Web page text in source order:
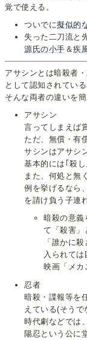
覚で使える。
ついでに擬似的
失った二刀流と
源氏の小手 ＆疾
アサシンとは暗殺者
として認知されている
そんな両者の違いを
アサシン
言ってしまえば
ただ、無償・有
サシンはアサシ
基本的には｢殺
また、何処と無
例を挙げるなら
を請け負う子連
暗殺の意義
て「殺害」
「誰かに
入られては
映画「メカ
忍者
暗殺・諜報等を
えている(そうで
時代劇などでは
陽忍という公に